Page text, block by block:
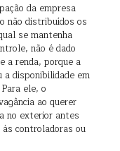
da empresa
não distribuídos os
se mantenha
não é dado
a renda, porque a
disponibilidade em
ele, o
ao querer
no exterior antes
controladoras ou